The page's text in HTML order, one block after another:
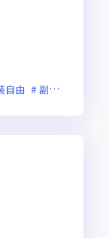
自由 副業可